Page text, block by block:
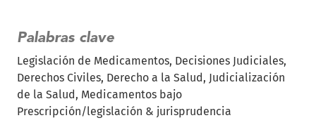
Palabras clave
Legislación de Medicamentos Decisiones Judiciales
Derechos Civiles Derecho a la Salud
Judicialización
de la Salud
Medicamentos bajo
Prescripción/legislación & jurisprudencia